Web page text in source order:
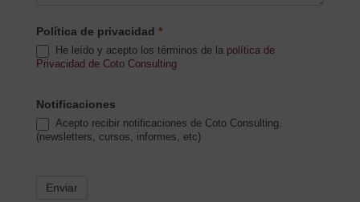
Política de privacidad *
He leído y acepto los términos de la política de
Privacidad de Coto Consulting
Notificaciones
Acepto recibir notificaciones de Coto Consulting.
(newsletters, cursos, informes, etc)
Enviar